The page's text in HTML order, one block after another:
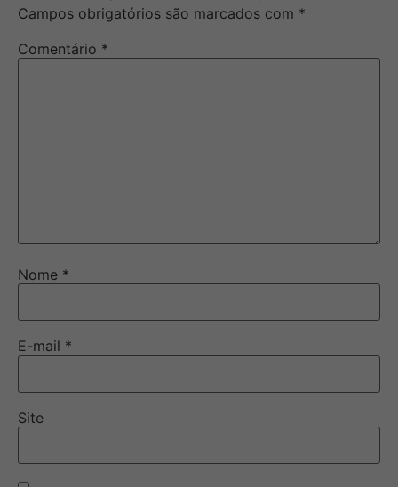
Campos obrigatórios são marcados com *
Comentário *
Nome *
E-mail *
Site